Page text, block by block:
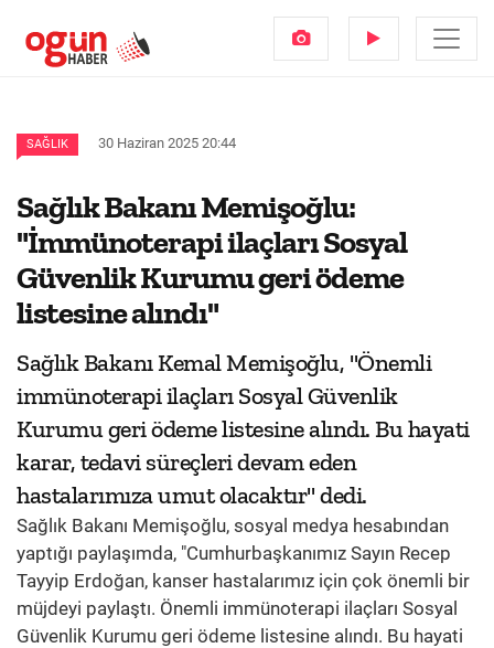
SAĞLIK 30 Haziran 2025 20:44
Sağlık Bakanı Memişoğlu:
"İmmünoterapi ilaçları Sosyal
Güvenlik Kurumu geri ödeme
listesine alındı"
Sağlık Bakanı Kemal Memişoğlu, "Önemli
immünoterapi ilaçları Sosyal Güvenlik
Kurumu geri ödeme listesine alındı. Bu hayati
karar, tedavi süreçleri devam eden
hastalarımıza umut olacaktır" dedi.
Sağlık Bakanı Memişoğlu, sosyal medya hesabından
yaptığı paylaşımda, "Cumhurbaşkanımız Sayın Recep
Tayyip Erdoğan, kanser hastalarımız için çok önemli bir
müjdeyi paylaştı. Önemli immünoterapi ilaçları Sosyal
Güvenlik Kurumu geri ödeme listesine alındı. Bu hayati